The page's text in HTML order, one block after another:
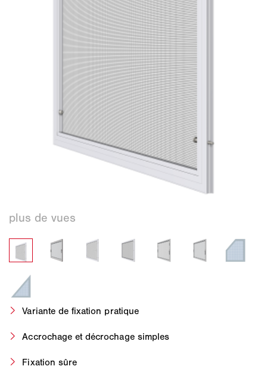
Variante de fixation pratique
Accrochage et décrochage simples
Fixation sûre